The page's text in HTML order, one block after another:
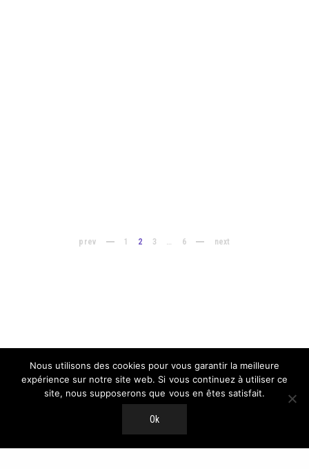
prev 1 2 3 … 6 next
Nous utilisons des cookies pour vous garantir la meilleure
expérience sur notre site web. Si vous continuez à utiliser ce
site, nous supposerons que vous en êtes satisfait.
Ok